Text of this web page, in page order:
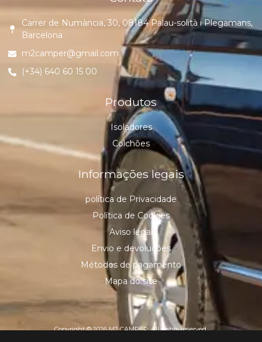
Carrer de Numància, 30, 08184 Palau-solità i Plegamans,
Barcelona
m2camper@gmail.com
(+34) 640 60 15 00
Produtos
Isoladores
Colchões
Informações legais
política de Privacidade
Política de Cookies
Aviso legal
Envio e devoluções
Métodos de pagamento
Mapa do site
Copyright © 2026 M2 CAMPER, All rights reserved.